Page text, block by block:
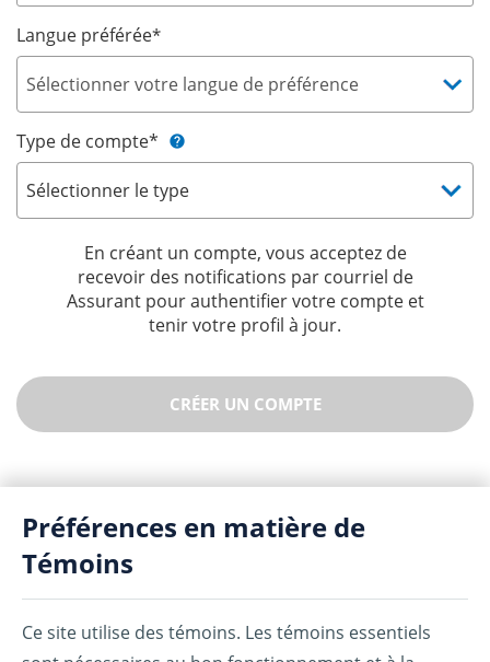
Préférences en matière de
Témoins
Ce site utilise des témoins. Les témoins essentiels
Langue préférée*
Type de compte* help
En créant un compte, vous acceptez de
recevoir des notifications par courriel de
Assurant pour authentifier votre compte et
tenir votre profil à jour.
CRÉER UN COMPTE